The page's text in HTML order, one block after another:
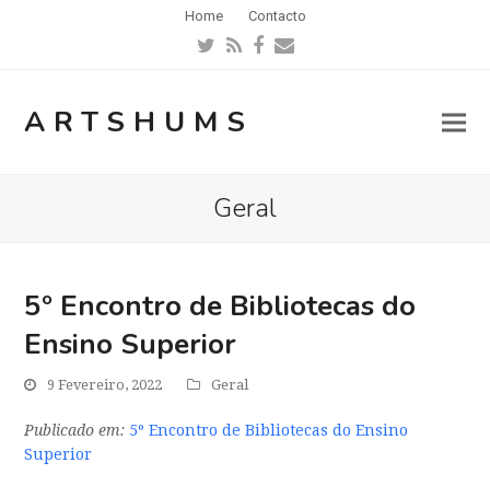
Home Contacto
Twitter
RSSFacebook
Email
ARTSHUMS
Geral
5º Encontro de Bibliotecas do
Ensino Superior
9 Fevereiro, 2022 Geral
Publicado em: 5º Encontro de Bibliotecas do Ensino
Superior